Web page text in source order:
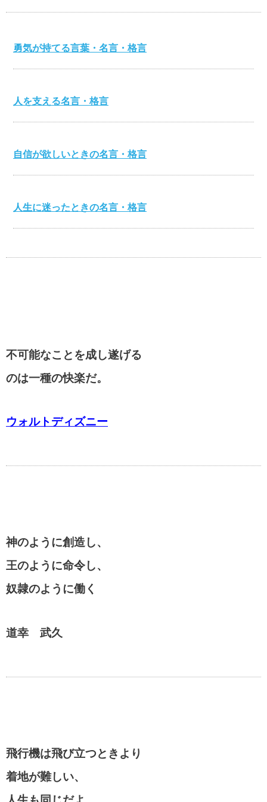
勇気が持てる言葉・名言・格言
人を支える名言・格言
自信が欲しいときの名言・格言
人生に迷ったときの名言・格言
心を打つ名言・格言
スティーブ・ジョブズの名言・格言
不可能なことを成し遂げる
のは一種の快楽だ。
ウォルトディズニー
神のように創造し、
王のように命令し、
奴隷のように働く
道幸 武久
飛行機は飛び立つときより
着地が難しい、